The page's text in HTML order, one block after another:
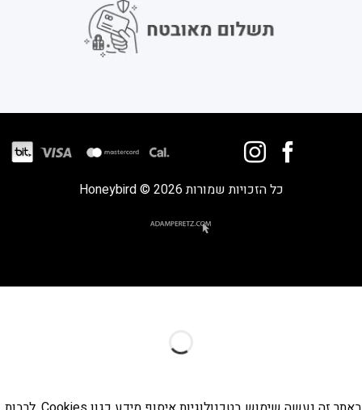
כל הזכויות שמורות 2026 © Honeybird